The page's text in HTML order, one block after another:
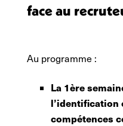
face au
Au programme :
La 1ère
l’identification
compétences